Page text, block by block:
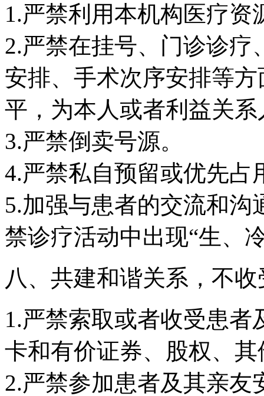
1.严禁利用本机构医疗
2.严禁在挂号、门诊诊
安排、手术次序安排等
平，为本人或者利益关
3.严禁倒卖号源。
4.严禁私自预留或优先占
5.加强与患者的交流和
禁诊疗活动中出现“生、
八、共建和谐关系，不收
1.严禁索取或者收受患
卡和有价证券、股权、
2.严禁参加患者及其亲